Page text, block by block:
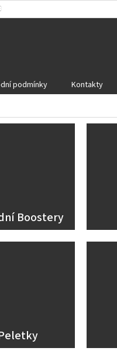
A VRÁCENÍ ZBOŽÍ
podmínky Kontakty
Boostery